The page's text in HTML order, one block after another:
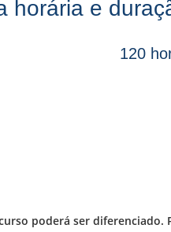
horária e
120
poderá ser